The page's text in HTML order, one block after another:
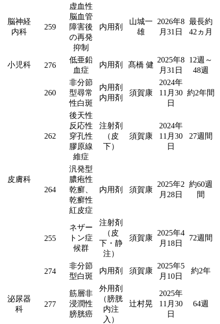
脳神経
内科
259
虚血性
脳血管
障害後
の再発
抑制
内用剤
山城一
雄
2026年8
月31日
最長約
42ヵ月
小児科 276
低亜鉛
血症
内用剤 髙橋 健
2025年8
月31日
12週～
48週
皮膚科
260
非分節
型尋常
性白斑
内用剤
内用剤
須賀康
2024年
11月30
日
約2年間
262
後天性
反応性
穿孔性
膠原線
維症
注射剤
（皮
下）
須賀康
2024年
11月30
日
27週間
264
汎発型
膿疱性
乾癬、
乾癬性
紅皮症
内用剤 須賀康
2025年2
月28日
約60週
間
255
ネザー
トン症
候群
注射剤
（皮
下・静
注）
須賀康
2025年4
月18日
72週間
274
非分節
型白斑
内用剤 須賀康
2025年5
月10日
約2年
泌尿器
科
277
筋層非
浸潤性
膀胱癌
外用剤
（膀胱
内注
入）
辻村晃
2025年
11月30
日
64週